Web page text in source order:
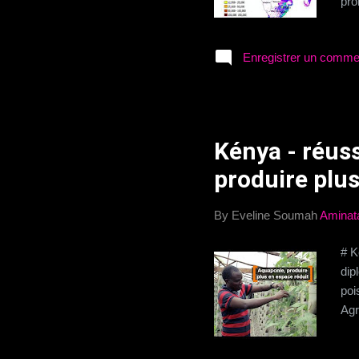
Enregistrer un
Kénya -
produire
By Eveline Soumah
#